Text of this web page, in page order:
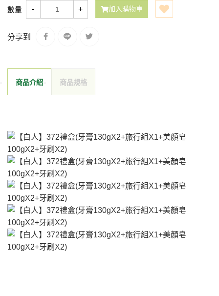
數量 - + 加入購物車
分享到
商品介紹 商品規格